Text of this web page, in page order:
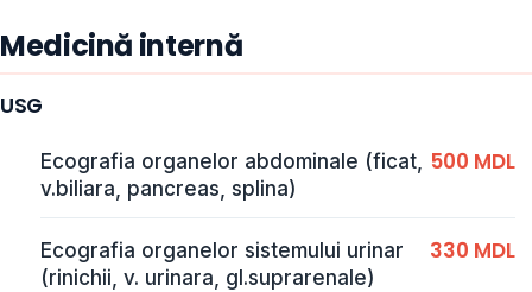
Medicină internă
USG
Ecografia organelor abdominale (ficat,
v.biliara, pancreas, splina)
500 MDL
Ecografia organelor sistemului urinar
(rinichii, v. urinara, gl.suprarenale)
330 MDL